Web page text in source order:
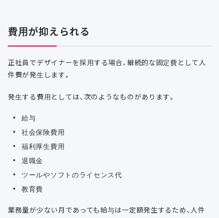
費用が抑えられる
正社員でデザイナーを採用する場合、継続的な固定費として人
件費が発生します。
発生する費用としては、次のようなものがあります。
給与
社会保険費用
福利厚生費用
退職金
ツールやソフトのライセンス代
教育費
業務量が少ない月であっても給与は一定額発生するため、人件